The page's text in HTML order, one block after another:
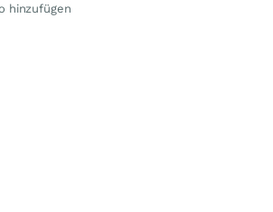
hinzufügen